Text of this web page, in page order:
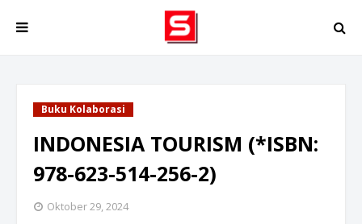
Buku Kolaborasi
INDONESIA TOURISM (*ISBN:
978-623-514-256-2)
Oktober 29, 2024